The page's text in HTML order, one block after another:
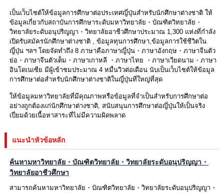
เป็นเว็บไซต์ให้ข้อมูลการศึกษาต่อประเทศญี่ปุ่นสำหรับนักศึกษาต่างชาติ ให้
ข้อมูลเกี่ยวกับสถาบันการศึกษาระดับมหาวิทยาลัย・บัณฑิตวิทยาลัย・
วิทยาลัยระดับอนุปริญญา・วิทยาลัยอาชีวศึกษาประมาณ 1,300 แห่งที่กำลัง
เปิดรับสมัครนักศึกษาต่างชาติ , ข้อมูลทุนการศึกษา,ข้อมูลการใช้ชีวิตใน
ญี่ปุ่น ฯลฯ โดยจัดทำถึง 8 ภาษาคือภาษาญี่ปุ่น・ภาษาอังกฤษ・ภาษาจีนตัว
ย่อ・ภาษาจีนตัวเต็ม・ภาษาเกาหลี ・ภาษาไทย ・ภาษาเวียดนาม・ภาษา
อินโดเนเซีย มีผู้เข้าชมประมาณ 4 หมื่นวิวต่อเดือน นับเป็นเว็บไซต์ให้ข้อมูล
การศึกษาต่อสำหรับนักศึกษาต่างชาติในญี่ปุ่นที่ใหญ่ที่สุด
ให้ข้อมูลมหาวิทยาลัยที่มีคุณภาพหรือข้อมูลที่จำเป็นสำหรับการศึกษาต่อ
อย่างถูกต้องแก่นักศึกษาต่างชาติ, สนับสนุนการศึกษาต่อญี่ปุ่นให้เป็นจริง
เปี่ยมด้วยเนื้อหาสาระที่ไม่มีความผิดพลาด
แนะนำหัวข้อหลัก
ค้นหามหาวิทยาลัย・บัณฑิตวิทยาลัย・วิทยาลัยระดับอนุปริญญา・
วิทยาลัยอาชีวศึกษา
สามารถค้นหามหาวิทยาลัย・บัณฑิตวิทยาลัย・วิทยาลัยระดับอนุปริญญา・